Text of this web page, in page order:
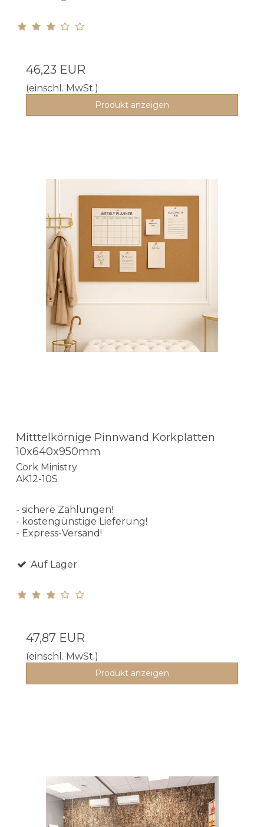
46,23 EUR
(einschl. MwSt.)
Produkt anzeigen
Mitttelkörnige Pinnwand Korkplatten
10x640x950mm
Cork Ministry
AK12-10S
- sichere Zahlungen!
- kostengünstige Lieferung!
- Express-Versand!
Auf Lager
47,87 EUR
(einschl. MwSt.)
Produkt anzeigen